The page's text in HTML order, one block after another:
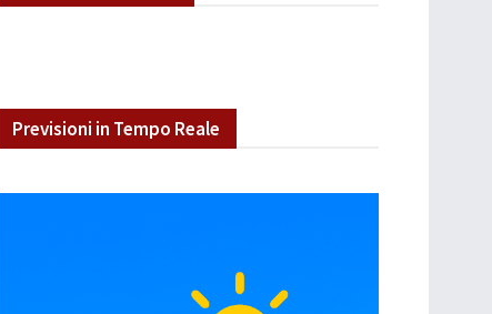
Previsioni in Tempo Reale